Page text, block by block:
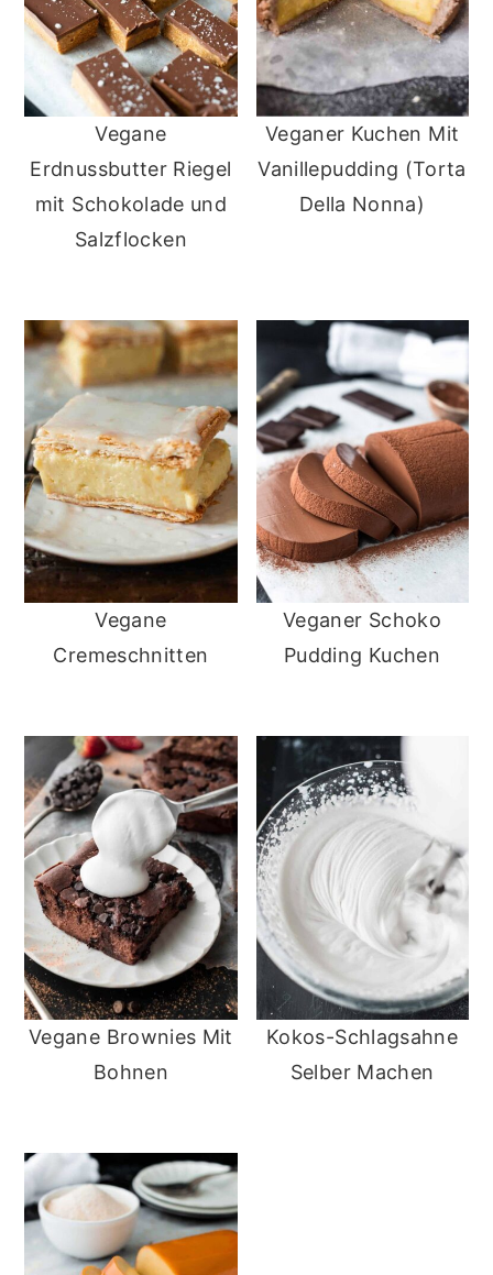
Vegane
Erdnussbutter Riegel
mit Schokolade und
Salzflocken
Veganer Kuchen Mit
Vanillepudding (Torta
Della Nonna)
Vegane
Cremeschnitten
Veganer Schoko
Pudding Kuchen
Vegane Brownies Mit
Bohnen
Kokos-Schlagsahne
Selber Machen